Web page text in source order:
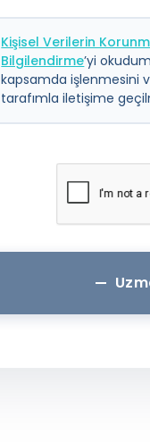
Kişisel Verilerin
Bilgilendirme’yi
kapsamda işlenmesini
tarafımla iletişime